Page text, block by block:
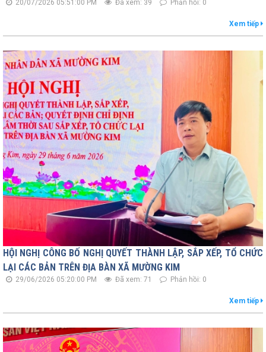
20/07/2026 05:51:00 PM Đã xem: 39 Phản hồi: 0
Xem tiếp
HỘI NGHỊ CÔNG BỐ NGHỊ QUYẾT THÀNH LẬP, SẮP XẾP, TỔ CHỨC
LẠI CÁC BẢN TRÊN ĐỊA BÀN XÃ MƯỜNG KIM
29/06/2026 05:20:00 PM Đã xem: 71 Phản hồi: 0
Xem tiếp